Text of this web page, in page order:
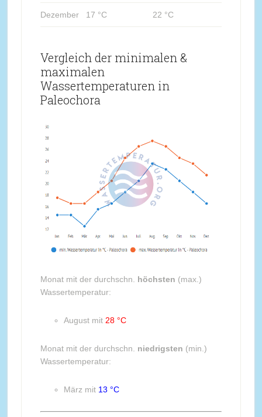
Dezember 17 °C 22 °C
Vergleich der minimalen &
maximalen
Wassertemperaturen in
Paleochora
Monat mit der durchschn. höchsten (max.)
Wassertemperatur:
August mit 28 °C
Monat mit der durchschn. niedrigsten (min.)
Wassertemperatur:
März mit 13 °C